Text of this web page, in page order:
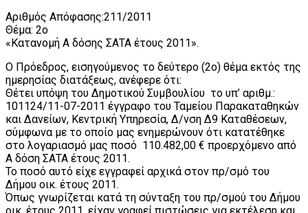
Αριθμός Απόφασης:211/2011
Θέμα: 2ο
«Κατανομή Α δόσης ΣΑΤΑ έτους 2011».
Ο Πρόεδρος, εισηγούμενος το δεύτερο (2o) θέμα εκτός της
ημερησίας διατάξεως, ανέφερε ότι:
Θέτει υπόψη του Δημοτικού Συμβουλίου το υπ’ αριθμ.:
101124/11-07-2011 έγγραφο του Ταμείου Παρακαταθηκών
και Δανείων, Κεντρική Υπηρεσία, Δ/νση Δ9 Καταθέσεων,
σύμφωνα με το οποίο μας ενημερώνουν ότι κατατέθηκε
στο λογαριασμό μας ποσό 110.482,00 € προερχόμενο από
Α δόση ΣΑΤΑ έτους 2011.
Το ποσό αυτό είχε εγγραφεί αρχικά στον πρ/σμό του
Δήμου οικ. έτους 2011.
Όπως γνωρίζεται κατά τη σύνταξη του πρ/σμού του Δήμου